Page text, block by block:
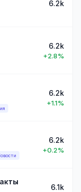
6.2k
6.2k
+2.8%
6.2k
+1.1%
6.2k
+0.2%
6.1k